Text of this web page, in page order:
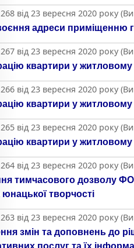
від 23 вересня 2020 року
адреси приміщенню
від 23 вересня 2020 року
квартири у житловому
від 23 вересня 2020 року
квартири у житловому
від 23 вересня 2020 року
квартири у житловому
від 23 вересня 2020 року
тимчасового дозволу
юнацької творчості
від 23 вересня 2020 року
змін та доповнень до
послуг та їх